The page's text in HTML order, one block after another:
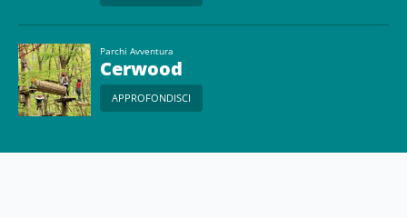
Parchi Avventura
Cerwood
APPROFONDISCI